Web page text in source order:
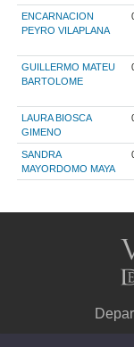
ENCARNACION
PEYRO VILAPLANA
GUILLERMO MATEU
BARTOLOME
LAURA BIOSCA
GIMENO
SANDRA
MAYORDOMO MAYA